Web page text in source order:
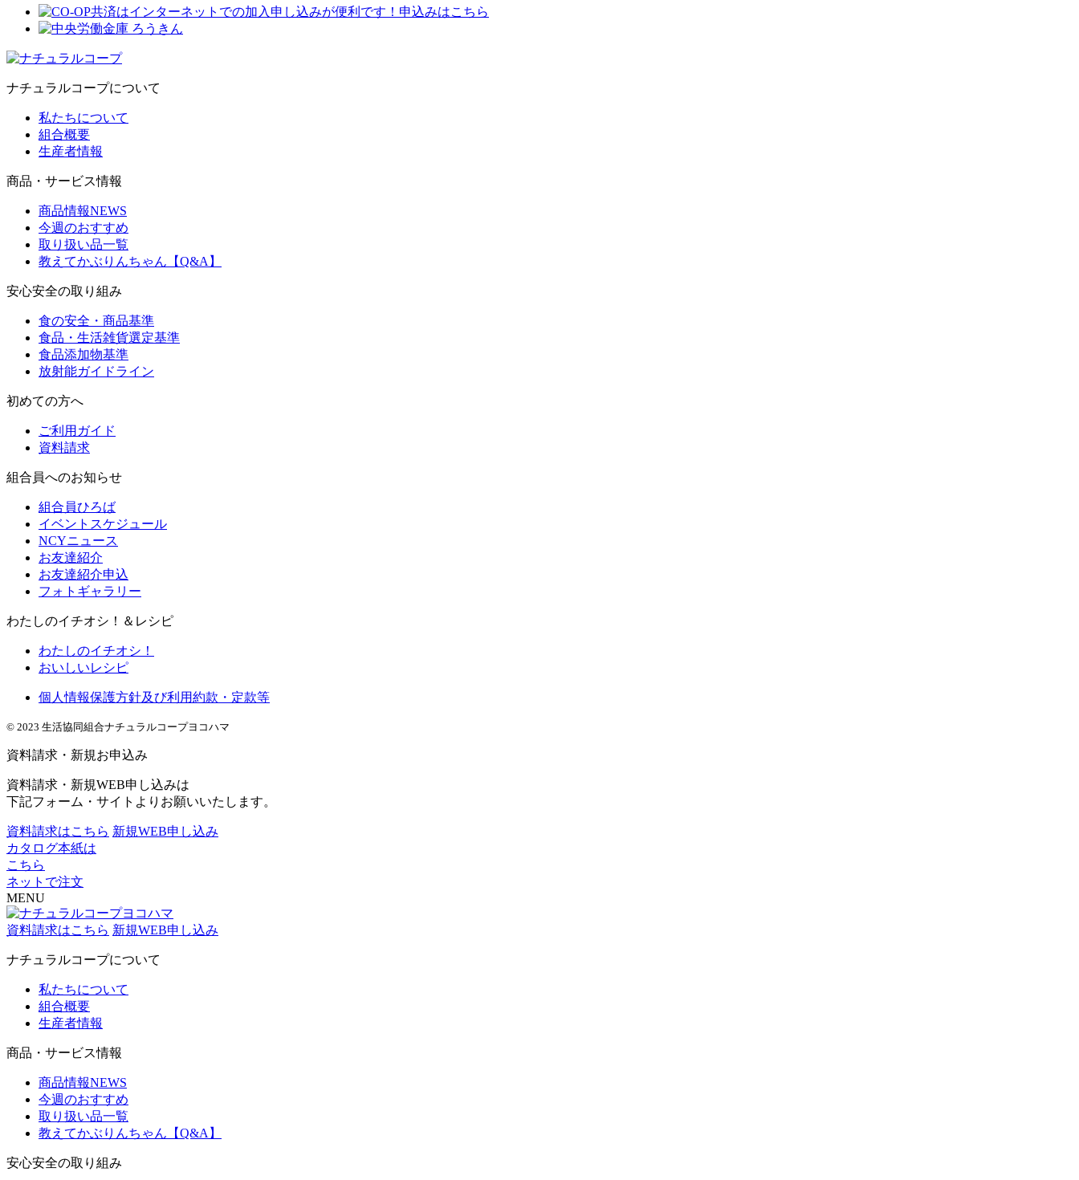
ナチュラルコープについて
私たちについて
組合概要
生産者情報
商品・サービス情報
商品情報NEWS
今週のおすすめ
取り扱い品一覧
教えてかぶりんちゃん【Q&A】
安心安全の取り組み
食の安全・商品基準
食品・生活雑貨選定基準
食品添加物基準
放射能ガイドライン
初めての方へ
ご利用ガイド
資料請求
組合員へのお知らせ
組合員ひろば
イベントスケジュール
NCYニュース
お友達紹介
お友達紹介申込
フォトギャラリー
わたしのイチオシ！＆レシピ
わたしのイチオシ！
おいしいレシピ
個人情報保護方針及び利用約款・定款等
© 2023 生活協同組合ナチュラルコープヨコハマ
資料請求・新規お申込み
資料請求・新規WEB申し込みは
下記フォーム・サイトよりお願いいたします。
資料請求はこちら 新規WEB申し込み
カタログ本紙は
こちら
ネットで注文
MENU
資料請求はこちら 新規WEB申し込み
ナチュラルコープについて
私たちについて
組合概要
生産者情報
商品・サービス情報
商品情報NEWS
今週のおすすめ
取り扱い品一覧
教えてかぶりんちゃん【Q&A】
安心安全の取り組み